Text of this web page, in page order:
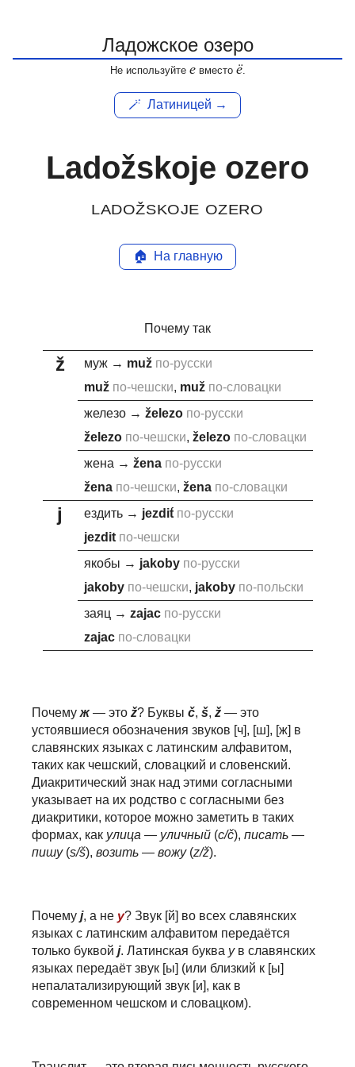
Не используйте евместо ё.
🪄 Латиницей →
Ladožskoje ozero
LADOŽSKOJE OZERO
🏠 На главную
Почему так
ž муж→ muž по-русски
muž по-чешски, muž по-словацки
железо→ železo по-русски
železo по-чешски, železo по-словацки
жена → žena по-русски
žena по-чешски, žena по-словацки
j ездить→ jezdit́ по-русски
jezdit по-чешски
якобы → jakoby по-русски
jakoby по-чешски, jakoby по-польски
заяц → zajac по-русски
zajac по-словацки
Почему ж— это ž? Буквы č, š, ž — это
устоявшиеся обозначения звуков [ч], [ш], [ж] в
славянских языках с латинским алфавитом,
таких как чешский, словацкий и словенский.
Диакритический знак над этими согласными
указывает на их родство с согласными без
диакритики, которое можно заметить в таких
формах, как улица — уличный (c/č), писать —
пишу(s/š), возить — вожу(z/ž).
Почему j, а не y? Звук [й] во всех славянских
языках с латинским алфавитом передаётся
только буквой j. Латинская буква yв славянских
языках передаёт звук [ы] (или близкий к [ы]
непалатализирующий звук [и], как в
современном чешском и словацком).